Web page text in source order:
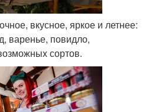
вкусное, яркое и летнее:
варенье, повидло,
сортов.